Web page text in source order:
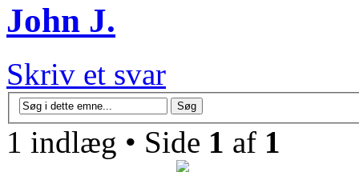
John J.
Skriv et svar
1 indlæg • Side 1 af 1